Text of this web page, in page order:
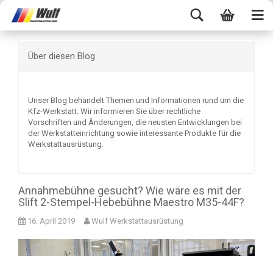
Über diesen Blog
Unser Blog behandelt Themen und Informationen rund um die
Kfz-Werkstatt. Wir informieren Sie über rechtliche
Vorschriften und Änderungen, die neusten Entwicklungen bei
der Werkstatteinrichtung sowie interessante Produkte für die
Werkstattausrüstung.
Annahmebühne gesucht? Wie wäre es mit der
Slift 2-Stempel-Hebebühne Maestro M35-44F?
16. April 2019 Wulf Werkstattausrüstung